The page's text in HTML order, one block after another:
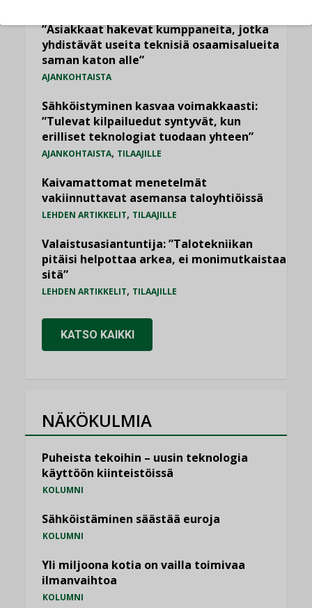
”Asiakkaat hakevat kumppaneita, jotka
yhdistävät useita teknisiä osaamisalueita
saman katon alle”
AJANKOHTAISTA
Sähköistyminen kasvaa voimakkaasti:
”Tulevat kilpailuedut syntyvät, kun
erilliset teknologiat tuodaan yhteen”
AJANKOHTAISTA, TILAAJILLE
Kaivamattomat menetelmät
vakiinnuttavat asemansa taloyhtiöissä
LEHDEN ARTIKKELIT, TILAAJILLE
Valaistusasiantuntija: ”Talotekniikan
pitäisi helpottaa arkea, ei monimutkaistaa
sitä”
LEHDEN ARTIKKELIT, TILAAJILLE
KATSO KAIKKI
NÄKÖKULMIA
Puheista tekoihin – uusin teknologia
käyttöön kiinteistöissä
KOLUMNI
Sähköistäminen säästää euroja
KOLUMNI
Yli miljoona kotia on vailla toimivaa
ilmanvaihtoa
KOLUMNI